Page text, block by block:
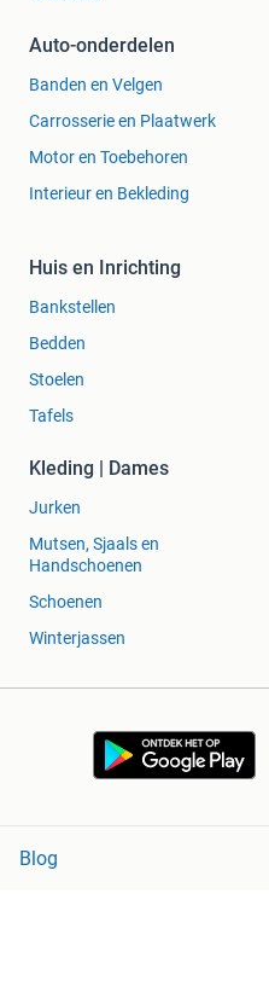
Auto-onderdelen
Banden en Velgen
Carrosserie en Plaatwerk
Motor en Toebehoren
Interieur en Bekleding
Huis en Inrichting
Bankstellen
Bedden
Stoelen
Tafels
Kleding | Dames
Jurken
Mutsen, Sjaals en
Handschoenen
Schoenen
Winterjassen
Blog